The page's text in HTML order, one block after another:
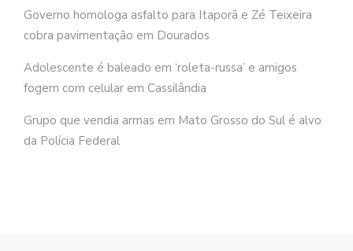
Governo homologa asfalto para Itaporã e Zé Teixeira
cobra pavimentação em Dourados
Adolescente é baleado em ‘roleta-russa’ e amigos
fogem com celular em Cassilândia
Grupo que vendia armas em Mato Grosso do Sul é alvo
da Polícia Federal